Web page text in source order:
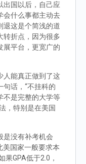
出国以后，自己应
会什么事都主动去
退这是个简浅的道
转折点，因为很多
展平台，更宽广的
人能真正做到了这
话，“不挂科的
不是完整的大学等
，特别是在美国
是没有补考机会
美国家一般要求本
果GPA低于2.0，